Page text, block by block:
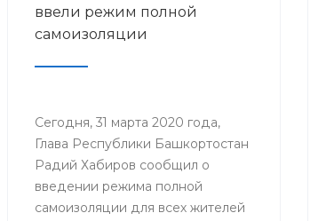
ввели режим полной
самоизоляции
Сегодня, 31 марта 2020 года,
Глава Республики Башкортостан
Радий Хабиров сообщил о
введении режима полной
самоизоляции для всех жителей